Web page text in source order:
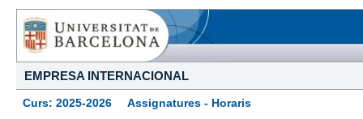
EMPRESA INTERNACIONAL
Curs: 2025-2026 Assignatures - Horaris